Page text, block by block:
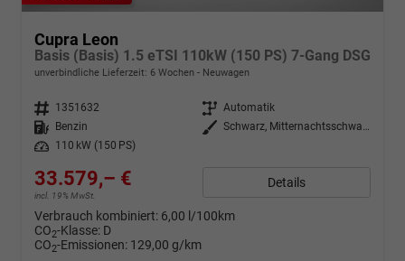
Cupra Leon
Basis (Basis) 1.5 eTSI 110kW (150 PS) 7-Gang DSG
unverbindliche Lieferzeit: 6 Wochen Neuwagen
Fahrzeugnr. 1351632 Getriebe Automatik
Kraftstoff
Benzin Außenfarbe
Schwarz, Mitternachtsschwarz (0E)
Leistung
110 kW (150 PS)
33.579,– €
incl. 19% MwSt.
Details
Verbrauch kombiniert: 6,00 l/100km
CO2-Klasse: D
CO2-Emissionen: 129,00 g/km